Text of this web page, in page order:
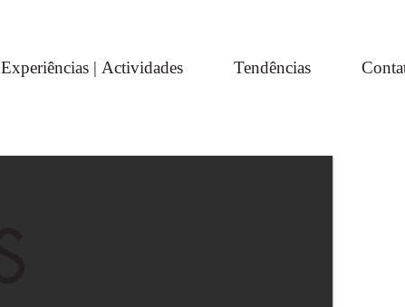
Experiências | Actividades Tendências